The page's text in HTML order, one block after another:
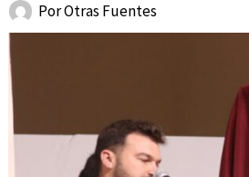
PorOtras Fuentes